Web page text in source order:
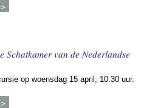
Schatkamer van de Nederlandse
op woensdag 15 april, 10.30 uur.